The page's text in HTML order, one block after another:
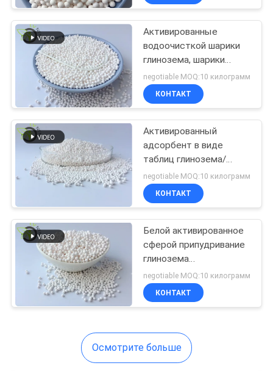
Активированные
водоочисткой шарики
глинозема, шарики
алюминиевой окиси
керамические
negotiable MOQ:10 килограмм
КОНТАКТ
Активированный
адсорбент в виде
таблиц глинозема/
активировал шарики
глинозема с высокой
поверхностной
negotiable MOQ:10 килограмм
КОНТАКТ
Белой активированное
сферой припудривание
глинозема
адсорбентное низкое
для абсорбции воды
negotiable MOQ:10 килограмм
КОНТАКТ
Осмотрите больше